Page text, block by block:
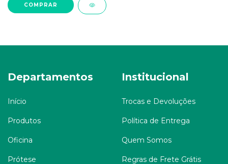
Departamentos
Início
Produtos
Oficina
Prótese
Institucional
Trocas e Devoluções
Política de Entrega
Quem Somos
Regras de Frete Grátis